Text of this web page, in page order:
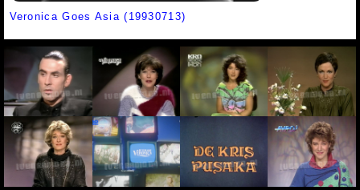
Veronica Goes Asia (19930713)